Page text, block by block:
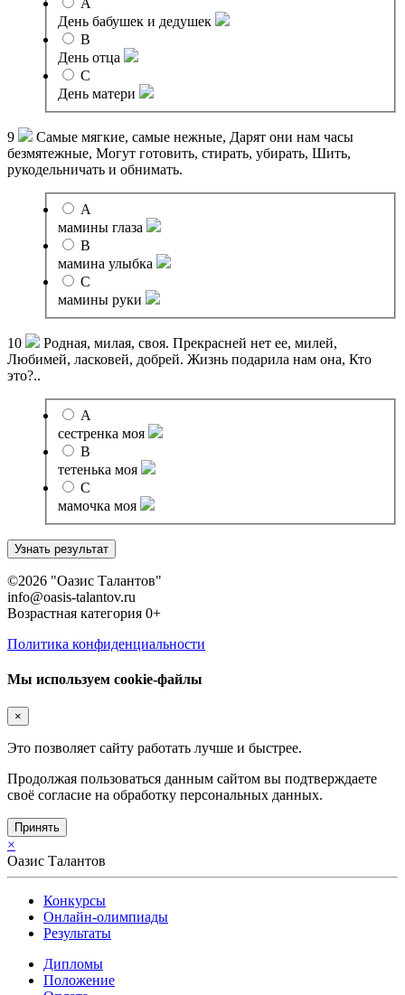
A
День бабушек и дедушек
B
День отца
C
День матери
9
Самые мягкие, самые нежные, Дарят они нам часы
безмятежные, Могут готовить, стирать, убирать, Шить,
рукодельничать и обнимать.
A
мамины глаза
B
мамина улыбка
C
мамины руки
10
Родная, милая, своя. Прекрасней нет ее, милей,
Любимей, ласковей, добрей. Жизнь подарила нам она, Кто
это?..
A
сестренка моя
B
тетенька моя
C
мамочка моя
©2026 "Оазис Талантов"
info@oasis-talantov.ru
Возрастная категория 0+
Политика конфиденциальности
Мы используем cookie-файлы
×
Это позволяет сайту работать лучше и быстрее.
Продолжая пользоваться данным сайтом вы подтверждаете
своё согласие на обработку персональных данных.
Принять
×
Оазис Талантов
Конкурсы
Онлайн-олимпиады
Результаты
Дипломы
Положение